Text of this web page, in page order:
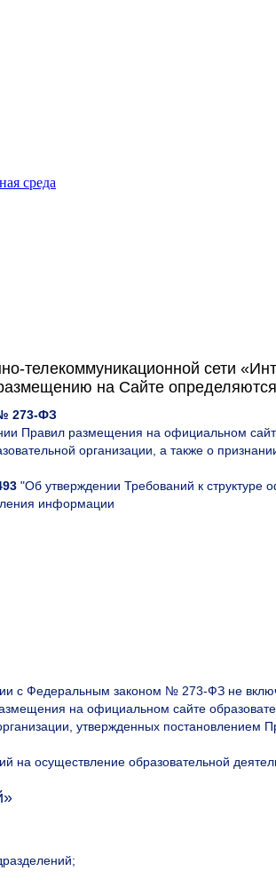
среда
телекоммуникационной сети
на Сайте определяются
273-ФЗ
Правил размещения на официальном
организации, а также о
"Об утверждении Требований к структуре
информации
с Федеральным законом № 273-ФЗ не
на официальном сайте
утвержденных постановлением
на осуществление образовательной